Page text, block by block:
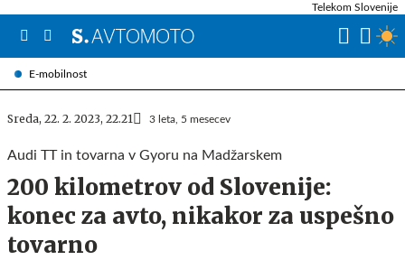
E-mobilnost
Telekom Slovenije
Sreda, 22. 2. 2023, 22.21 3 leta, 5 mesecev
Audi TT in tovarna v Gyoru na Madžarskem
200 kilometrov od Slovenije:
konec za avto, nikakor za uspešno
tovarno